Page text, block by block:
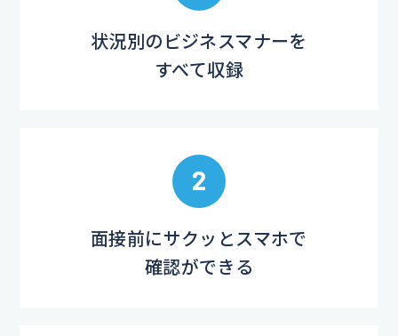
状況別のビジネスマナーを
すべて収録
2
面接前にサクッとスマホで
確認ができる